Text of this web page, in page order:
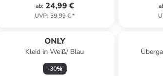
ab: 24,99 €
UVP: 39,99 €*
ONLY
Kleid in Weiß/ Blau
-30%